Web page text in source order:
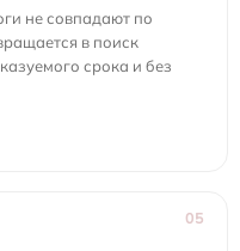
не совпадают по
в поиск
срока и без
05